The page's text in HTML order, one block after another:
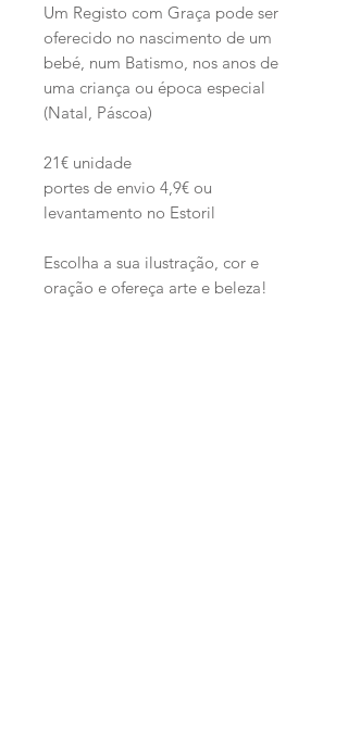
Um Registo com Graça pode ser
oferecido no nascimento de um
bebé, num Batismo, nos anos de
uma criança ou época especial
(Natal, Páscoa)
21€ unidade
portes de envio 4,9€ ou
levantamento no Estoril
Escolha a sua ilustração, cor e
oração e ofereça arte e beleza!